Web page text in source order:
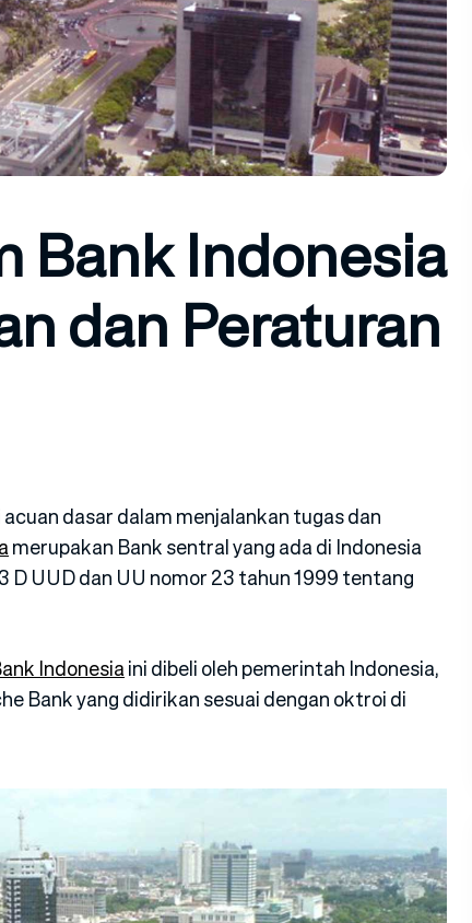
Bank Indonesia
dan Peraturan
dasar dalam menjalankan tugas dan
merupakan Bank sentral yang ada di Indonesia
D UUD dan UU nomor 23 tahun 1999 tentang
Indonesiaini dibeli oleh pemerintah Indonesia,
Bank yang didirikan sesuai dengan oktroi di